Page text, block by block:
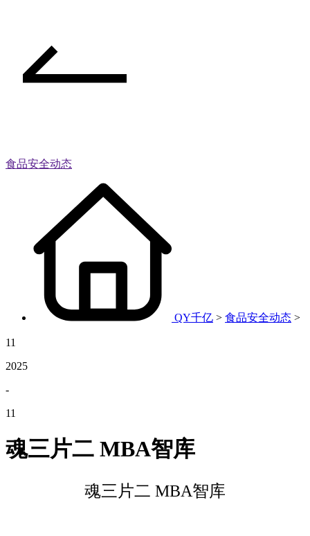
食品安全动态
QY千亿 > 食品安全动态 >
11
2025
-
11
魂三片二 MBA智库
魂三片二 MBA智库